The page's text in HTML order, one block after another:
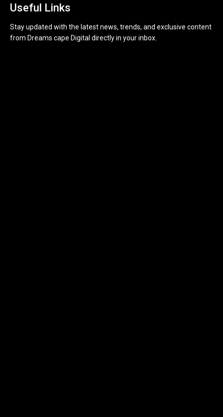
Useful Links
Stay updated with the latest news, trends, and exclusive content
from Dreams cape Digital directly in your inbox.